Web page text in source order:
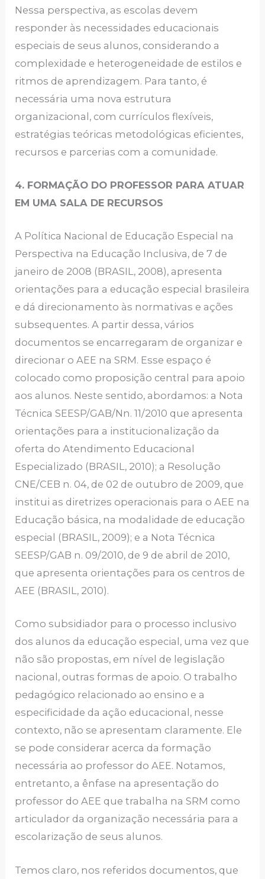
Nessa perspectiva, as escolas devem
responder às necessidades educacionais
especiais de seus alunos, considerando a
complexidade e heterogeneidade de estilos e
ritmos de aprendizagem. Para tanto, é
necessária uma nova estrutura
organizacional, com currículos flexíveis,
estratégias teóricas metodológicas eficientes,
recursos e parcerias com a comunidade.
4. FORMAÇÃO DO PROFESSOR PARA ATUAR
EM UMA SALA DE RECURSOS
A Política Nacional de Educação Especial na
Perspectiva na Educação Inclusiva, de 7 de
janeiro de 2008 (BRASIL, 2008), apresenta
orientações para a educação especial brasileira
e dá direcionamento às normativas e ações
subsequentes. A partir dessa, vários
documentos se encarregaram de organizar e
direcionar o AEE na SRM. Esse espaço é
colocado como proposição central para apoio
aos alunos. Neste sentido, abordamos: a Nota
Técnica SEESP/GAB/Nn. 11/2010 que apresenta
orientações para a institucionalização da
oferta do Atendimento Educacional
Especializado (BRASIL, 2010); a Resolução
CNE/CEB n. 04, de 02 de outubro de 2009, que
institui as diretrizes operacionais para o AEE na
Educação básica, na modalidade de educação
especial (BRASIL, 2009); e a Nota Técnica
SEESP/GAB n. 09/2010, de 9 de abril de 2010,
que apresenta orientações para os centros de
AEE (BRASIL, 2010).
Como subsidiador para o processo inclusivo
dos alunos da educação especial, uma vez que
não são propostas, em nível de legislação
nacional, outras formas de apoio. O trabalho
pedagógico relacionado ao ensino e a
especificidade da ação educacional, nesse
contexto, não se apresentam claramente. Ele
se pode considerar acerca da formação
necessária ao professor do AEE. Notamos,
entretanto, a ênfase na apresentação do
professor do AEE que trabalha na SRM como
articulador da organização necessária para a
escolarização de seus alunos.
Temos claro, nos referidos documentos, que